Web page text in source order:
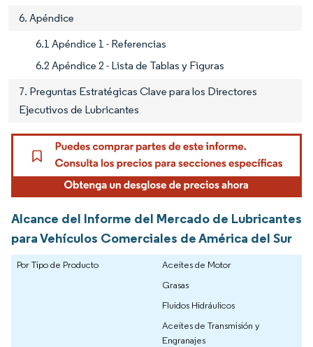
6. Apéndice
6.1 Apéndice 1 - Referencias
6.2 Apéndice 2 - Lista de Tablas y Figuras
7. Preguntas Estratégicas Clave para los Directores
Ejecutivos de Lubricantes
Alcance del Informe del Mercado de Lubricantes
para Vehículos Comerciales de América del Sur
Por Tipo de Producto
Aceites de Motor
Grasas
Fluidos Hidráulicos
Aceites de Transmisión y
Engranajes